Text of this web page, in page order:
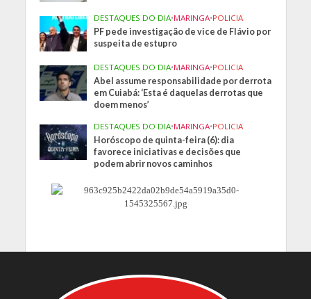
DESTAQUES DO DIA•MARINGA•POLICIA
PF pede investigação de vice de Flávio por
suspeita de estupro
DESTAQUES DO DIA•MARINGA•POLICIA
Abel assume responsabilidade por derrota
em Cuiabá: ‘Esta é daquelas derrotas que
doem menos’
DESTAQUES DO DIA•MARINGA•POLICIA
Horóscopo de quinta-feira (6): dia
favorece iniciativas e decisões que
podem abrir novos caminhos